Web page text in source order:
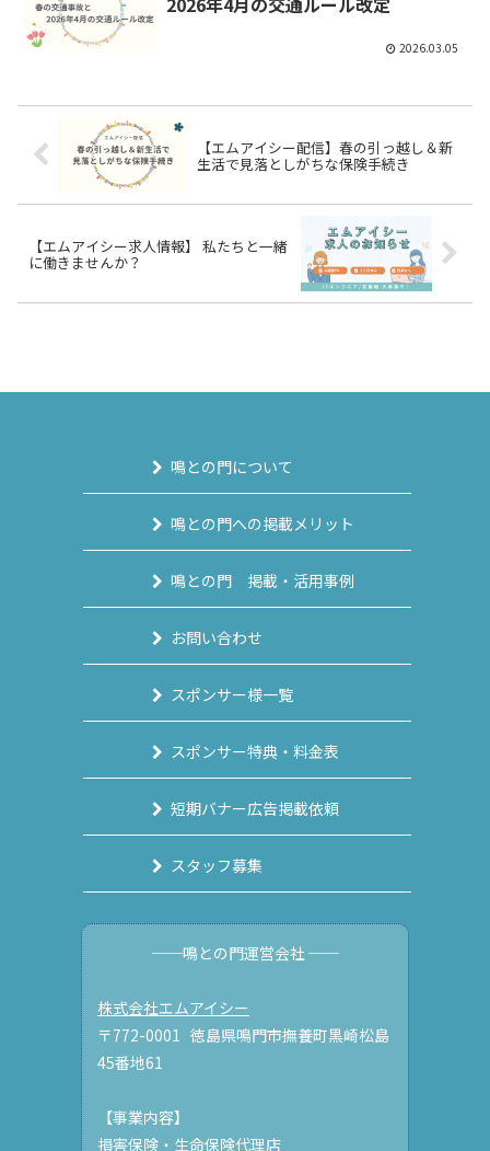
2026.03.05
【エムアイシー配信】春の引っ越し＆新
生活で見落としがちな保険手続き
【エムアイシー求人情報】 私たちと一緒
に働きませんか？
鳴との門について
鳴との門への掲載メリット
鳴との門 掲載・活用事例
お問い合わせ
スポンサー様一覧
スポンサー特典・料金表
短期バナー広告掲載依頼
スタッフ募集
──鳴との門運営会社 ──
株式会社エムアイシー
〒772-0001 徳島県鳴門市撫養町黒崎松島
45番地61
【事業内容】
損害保険・生命保険代理店